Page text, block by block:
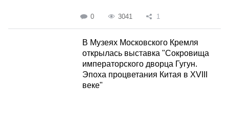
0 3041 1
В Музеях Московского Кремля
открылась выставка "Сокровища
императорского дворца Гугун.
Эпоха процветания Китая в XVIII
веке"